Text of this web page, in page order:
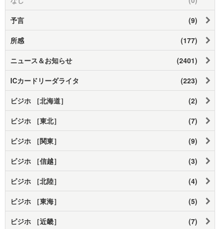
予言 (9)
所感 (177)
ニュース＆お知らせ (2401)
ICカードリーダライタ (223)
ビジホ ［北海道］ (2)
ビジホ ［東北］ (7)
ビジホ ［関東］ (9)
ビジホ ［信越］ (3)
ビジホ ［北陸］ (4)
ビジホ ［東海］ (5)
ビジホ ［近畿］ (7)